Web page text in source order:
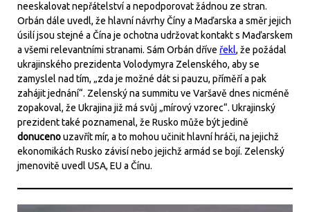
neeskalovat nepřátelství a nepodporovat žádnou ze stran.
Orbán dále uvedl, že hlavní návrhy Číny a Maďarska a směr jejich
úsilí jsou stejné a Čína je ochotna udržovat kontakt s Maďarskem
a všemi relevantními stranami. Sám Orbán dříve řekl, že požádal
ukrajinského prezidenta Volodymyra Zelenského, aby se
zamyslel nad tím, „zda je možné dát si pauzu, příměří a pak
zahájit jednání“. Zelenský na summitu ve Varšavě dnes nicméně
zopakoval, že Ukrajina již má svůj „mírový vzorec“. Ukrajinský
prezident také poznamenal, že Rusko může být jedině
donucenouzavřít mír, a to mohou učinit hlavní hráči, na jejichž
ekonomikách Rusko závisí nebo jejichž armád se bojí. Zelenský
jmenovitě uvedl USA, EU a Čínu.